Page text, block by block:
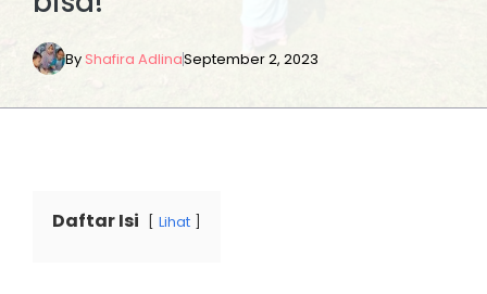
By Shafira AdlinaSeptember 2, 2023
Daftar Isi Lihat